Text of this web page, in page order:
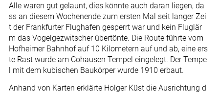
Alle waren gut gelaunt, dies könnte auch daran liegen, da
ss an diesem Wochenende zum ersten Mal seit langer Zei
t der Frankfurter Flughafen gesperrt war und kein Fluglär
m das Vogelgezwitscher übertönte. Die Route führte vom
Hofheimer Bahnhof auf 10 Kilometern auf und ab, eine ers
te Rast wurde am Cohausen Tempel eingelegt. Der Tempe
l mit dem kubischen Baukörper wurde 1910 erbaut.
Anhand von Karten erklärte Holger Küst die Ausrichtung d